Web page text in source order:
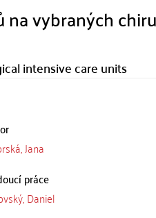
vybraných
intensive care units
Jana
práce
Daniel